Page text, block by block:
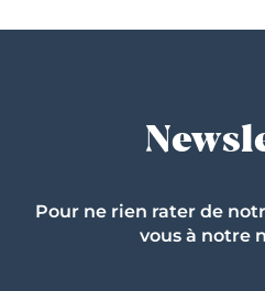
Pour ne rien rater de
vous à notre